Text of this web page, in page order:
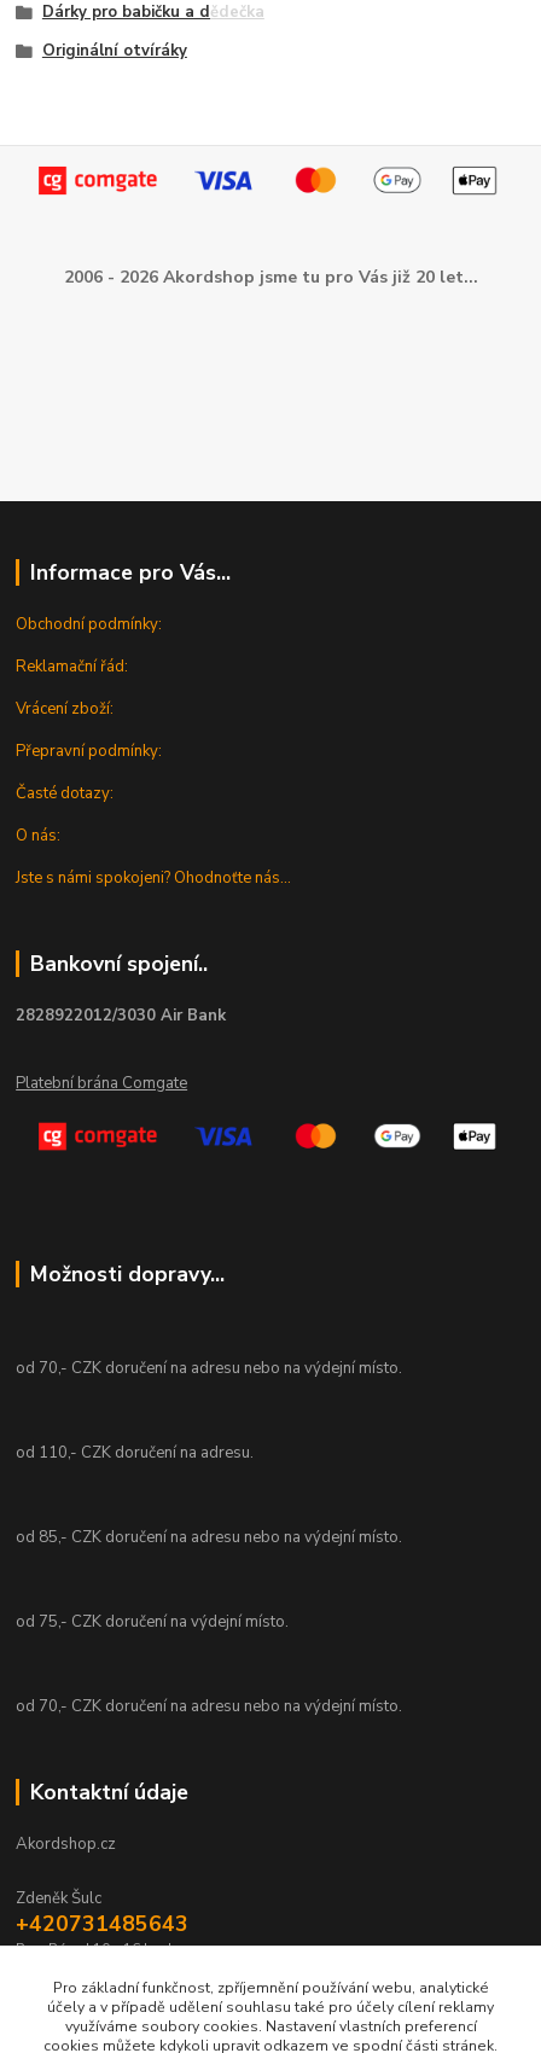
Dárky pro babičku a dědečka
Originální otvíráky
2006 - 2026 Akordshop jsme tu pro Vás již 20 let...
Informace pro Vás...
Obchodní podmínky:
Reklamační řád:
Vrácení zboží:
Přepravní podmínky:
Časté dotazy:
O nás:
Jste s námi spokojeni? Ohodnoťte nás...
Bankovní spojení..
2828922012/3030 Air Bank
Platební brána Comgate
Možnosti dopravy...
od 70,- CZK doručení na adresu nebo na výdejní místo.
od 110,- CZK doručení na adresu.
od 85,- CZK doručení na adresu nebo na výdejní místo.
od 75,- CZK doručení na výdejní místo.
od 70,- CZK doručení na adresu nebo na výdejní místo.
Kontaktní údaje
Akordshop.cz
Zdeněk Šulc
+420731485643
Po - Pá od 10 - 16 hod.
info@akordshop.cz
Pro základní funkčnost, zpříjemnění používání webu, analytické
účely a v případě udělení souhlasu také pro účely cílení reklamy
využíváme soubory cookies. Nastavení vlastních preferencí
cookies můžete kdykoli upravit odkazem ve spodní části stránek.